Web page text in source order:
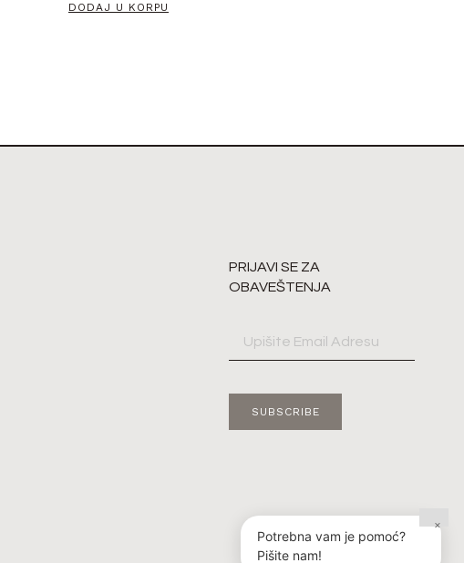
DODAJ U KORPU
PRIJAVI SE ZA
OBAVEŠTENJA
SUBSCRIBE
×
Potrebna vam je pomoć?
Pišite nam!